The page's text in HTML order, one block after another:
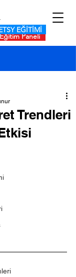
Eğitim Paneli
EĞİTİMİ
Trendleri